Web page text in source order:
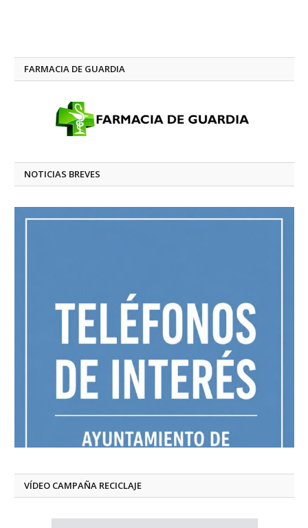
FARMACIA DE GUARDIA
NOTICIAS BREVES
VÍDEO CAMPAÑA RECICLAJE